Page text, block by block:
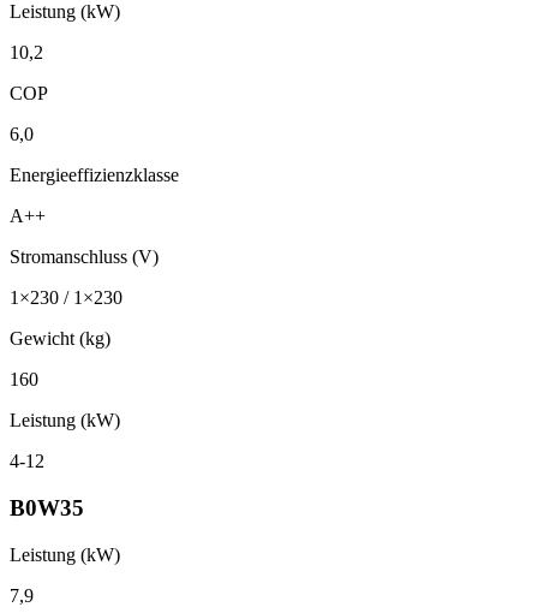
Leistung (kW)
10,2
COP
6,0
Energieeffizienzklasse
A++
Stromanschluss (V)
1×230 / 1×230
Gewicht (kg)
160
Leistung (kW)
4-12
B0W35
Leistung (kW)
7,9